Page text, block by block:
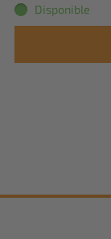
Disponible